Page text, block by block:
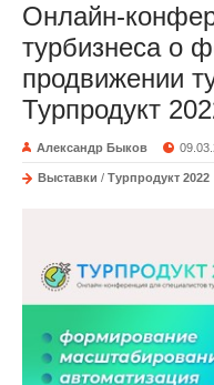
Онлайн-
турбизнеса о
продвижении
Турпродукт
Александр Быков
Выставки / Турпродукт 2022